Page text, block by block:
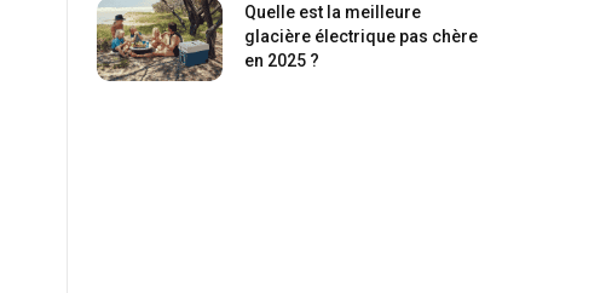
Quelle est la meilleure
glacière électrique pas chère
en 2025 ?